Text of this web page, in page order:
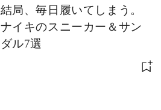
結局、毎日履いてしまう。
ナイキのスニーカー＆サン
ダル7選